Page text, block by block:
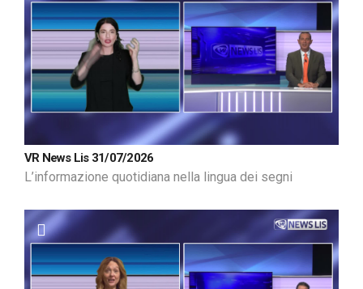
VR News Lis 31/07/2026
L’informazione quotidiana nella lingua dei segni